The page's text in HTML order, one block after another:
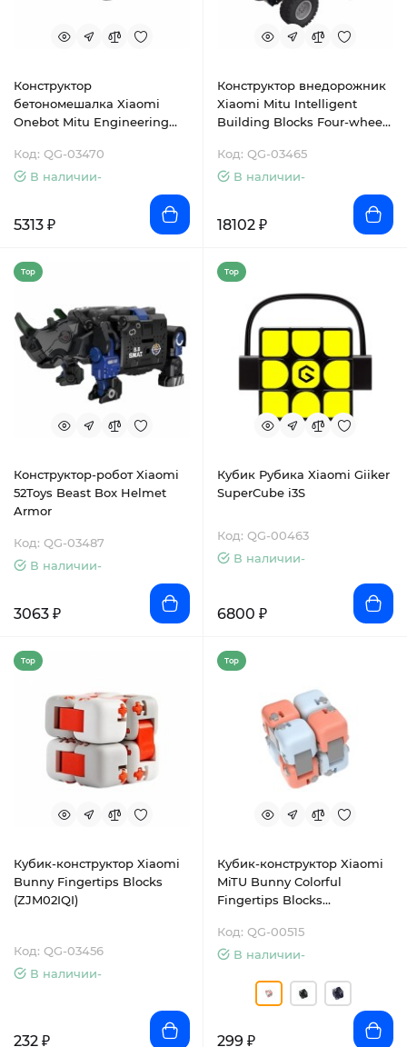
Конструктор
бетономешалка Xiaomi
Onebot Mitu Engineering
(GP00078CN)
Код: QG-03470
В наличии-
5313 ₽
Конструктор внедорожник
Xiaomi Mitu Intelligent
Building Blocks Four-wheel
Код: QG-03465
В наличии-
18102 ₽
Top
Конструктор-робот Xiaomi
52Toys Beast Box Helmet
Armor
Код: QG-03487
В наличии-
3063 ₽
Top
Кубик Рубика Xiaomi Giiker
SuperCube i3S
Код: QG-00463
В наличии-
6800 ₽
Top
Кубик-конструктор Xiaomi
Bunny Fingertips Blocks
(ZJM02IQI)
Код: QG-03456
В наличии-
232 ₽
Top
Кубик-конструктор Xiaomi
MiTU Bunny Colorful
Fingertips Blocks
Код: QG-00515
В наличии-
299 ₽